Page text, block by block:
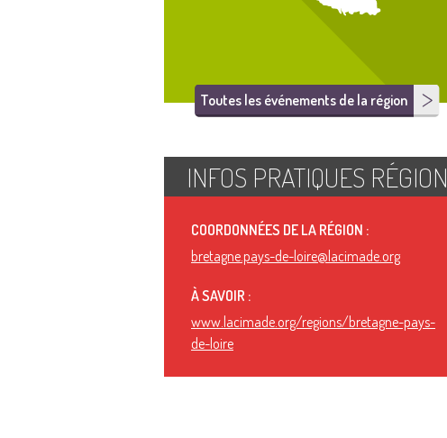
Toutes les événements de la région
INFOS PRATIQUES RÉGION
COORDONNÉES DE LA RÉGION :
bretagne.pays-de-loire@lacimade.org
À SAVOIR :
www.lacimade.org/regions/bretagne-pays-
de-loire